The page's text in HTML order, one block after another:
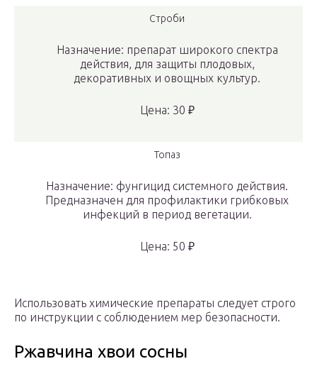
Строби
Назначение: препарат широкого спектра
действия, для защиты плодовых,
декоративных и овощных культур.
Цена: 30 ₽
Топаз
Назначение: фунгицид системного действия.
Предназначен для профилактики грибковых
инфекций в период вегетации.
Цена: 50 ₽
Использовать химические препараты следует строго
по инструкции с соблюдением мер безопасности.
Ржавчина хвои сосны